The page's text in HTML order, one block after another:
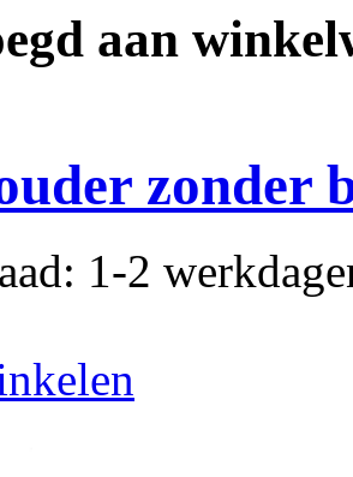
aan
zonder
1-2